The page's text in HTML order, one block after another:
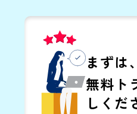
まずは、
無料ト
しくだ